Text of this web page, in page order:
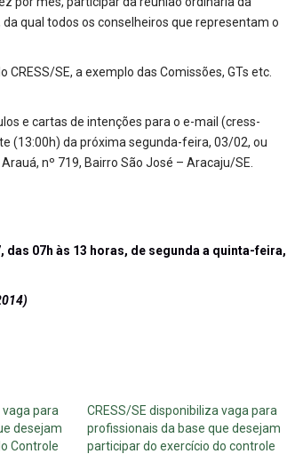
qual todos os conselheiros que representam o
SE, a exemplo das Comissões, GTs etc.
e cartas de intenções para o e-mail (cress-
(13:00h) da próxima segunda-feira, 03/02, ou
nº 719, Bairro São José – Aracaju/SE.
07h às 13 horas, de segunda a quinta-feira,
vaga para
desejam
Controle
CRESS/SE disponibiliza vaga para
profissionais da base que desejam
participar do exercício do controle